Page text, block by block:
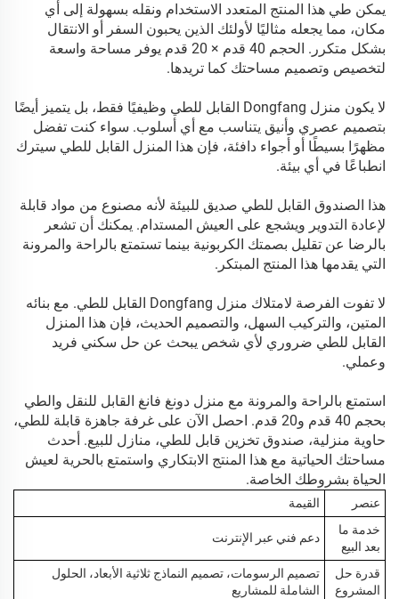
يمكن طي هذا المنتج المتعدد الاستخدام ونقله بسهولة إلى أي
مكان، مما يجعله مثاليًا لأولئك الذين يحبون السفر أو الانتقال
بشكل متكرر. الحجم 40 قدم × 20 قدم يوفر مساحة واسعة
لتخصيص وتصميم مساحتك كما تريدها.
لا يكون منزل Dongfang القابل للطي وظيفيًا فقط، بل يتميز أيضًا
بتصميم عصري وأنيق يتناسب مع أي أسلوب. سواء كنت تفضل
مظهرًا بسيطًا أو أجواء دافئة، فإن هذا المنزل القابل للطي سيترك
انطباعًا في أي بيئة.
هذا الصندوق القابل للطي صديق للبيئة لأنه مصنوع من مواد قابلة
لإعادة التدوير ويشجع على العيش المستدام. يمكنك أن تشعر
بالرضا عن تقليل بصمتك الكربونية بينما تستمتع بالراحة والمرونة
التي يقدمها هذا المنتج المبتكر.
لا تفوت الفرصة لامتلاك منزل Dongfang القابل للطي. مع بنائه
المتين، والتركيب السهل، والتصميم الحديث، فإن هذا المنزل
القابل للطي ضروري لأي شخص يبحث عن حل سكني فريد
وعملي.
استمتع بالراحة والمرونة مع منزل دونغ فانغ القابل للنقل والطي
بحجم 40 قدم و20 قدم. احصل الآن على غرفة جاهزة قابلة للطي،
حاوية منزلية، صندوق تخزين قابل للطي، منازل للبيع. أحدث
مساحتك الحياتية مع هذا المنتج الابتكاري واستمتع بالحرية لعيش
الحياة بشروطك الخاصة.
عنصر
القيمة
خدمة ما
بعد البيع
دعم فني عبر الإنترنت
قدرة حل
المشروع
تصميم الرسومات، تصميم النماذج ثلاثية الأبعاد، الحلول
الشاملة للمشاريع